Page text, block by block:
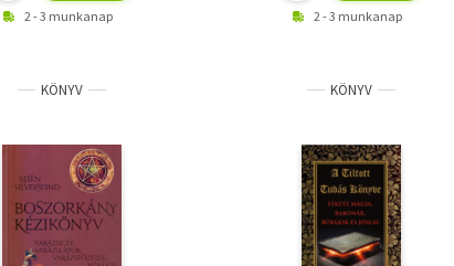
2 - 3 munkanap 2 - 3 munkanap
KÖNYV KÖNYV